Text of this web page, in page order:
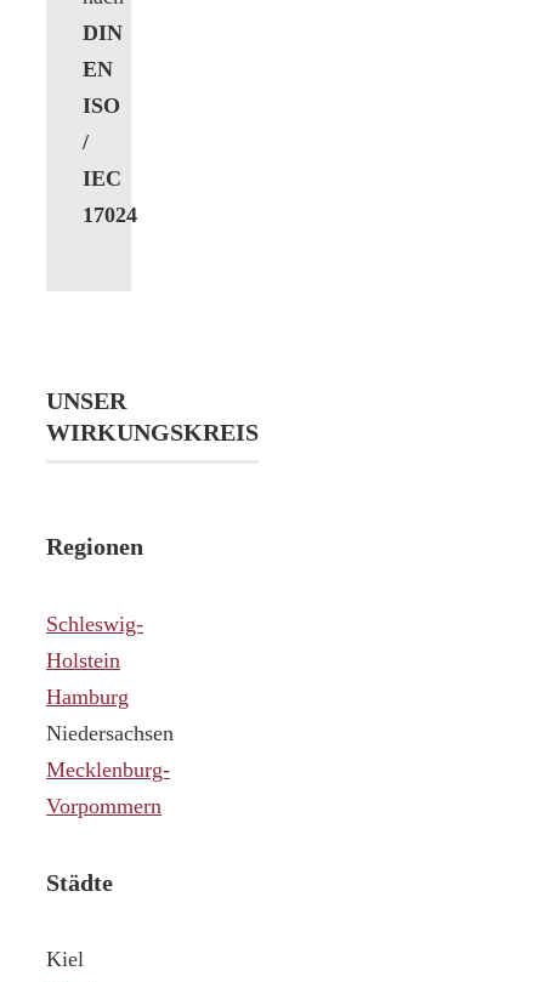
DIN
EN
ISO
/
IEC
17024
UNSER
WIRKUNGSKREIS
Regionen
Schleswig-
Holstein
Hamburg
Niedersachsen
Mecklenburg-
Vorpommern
Städte
Kiel